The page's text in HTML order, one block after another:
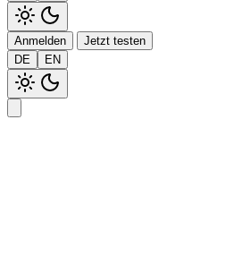
Anmelden
Jetzt testen
DE
EN